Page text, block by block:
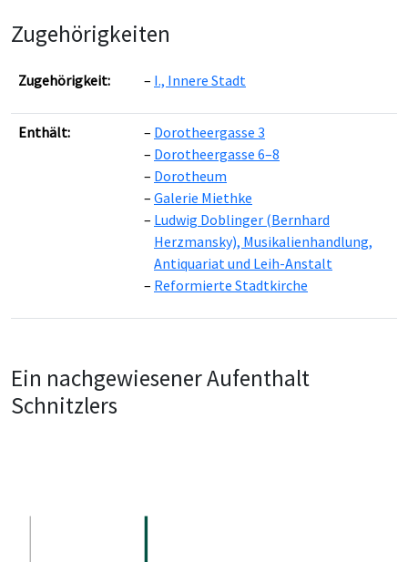
Leaflet |©OpenStreetMap
Zugehörigkeiten
Zugehörigkeit: I., Innere Stadt
Enthält:
Dorotheergasse 3
Dorotheergasse 6–8
Dorotheum
Galerie Miethke
Ludwig Doblinger (Bernhard
Herzmansky), Musikalienhandlung,
Antiquariat und Leih-Anstalt
Reformierte Stadtkirche
Ein nachgewiesener Aufenthalt
Schnitzlers